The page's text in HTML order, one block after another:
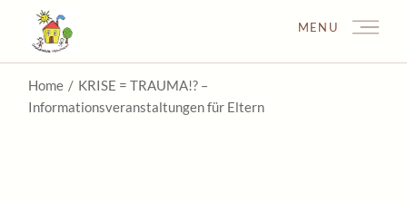
content
MENU
Home
KRISE = TRAUMA!? –
Informationsveranstaltungen für Eltern